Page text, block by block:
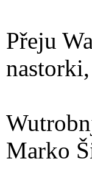
Přeju
Marko